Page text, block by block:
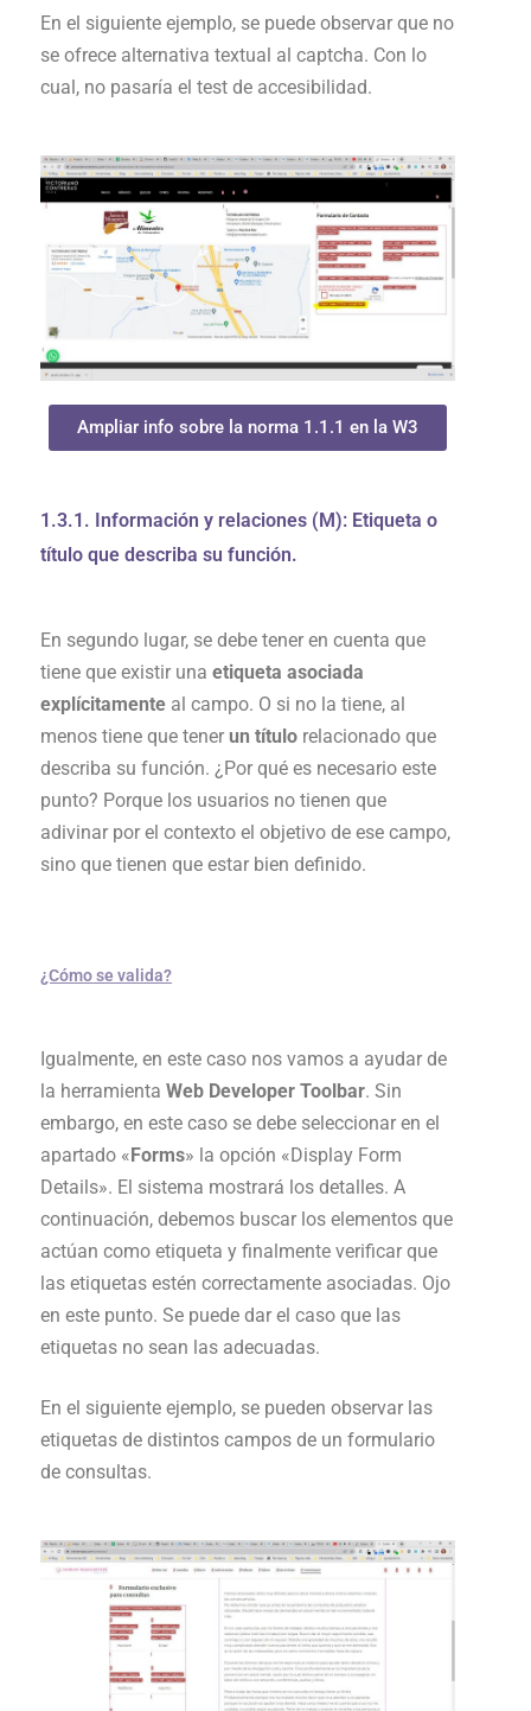
En el siguiente ejemplo, se puede observar que no
se ofrece alternativa textual al captcha. Con lo
cual, no pasaría el test de accesibilidad.
Ampliar info sobre la norma 1.1.1 en la W3
1.3.1. Información y relaciones (M): Etiqueta o
título que describa su función.
En segundo lugar, se debe tener en cuenta que
tiene que existir una etiqueta asociada
explícitamente al campo. O si no la tiene, al
menos tiene que tener un título relacionado que
describa su función. ¿Por qué es necesario este
punto? Porque los usuarios no tienen que
adivinar por el contexto el objetivo de ese campo,
sino que tienen que estar bien definido.
¿Cómo se valida?
Igualmente, en este caso nos vamos a ayudar de
la herramienta Web Developer Toolbar. Sin
embargo, en este caso se debe seleccionar en el
apartado «Forms» la opción «Display Form
Details». El sistema mostrará los detalles. A
continuación, debemos buscar los elementos que
actúan como etiqueta y finalmente verificar que
las etiquetas estén correctamente asociadas. Ojo
en este punto. Se puede dar el caso que las
etiquetas no sean las adecuadas.
En el siguiente ejemplo, se pueden observar las
etiquetas de distintos campos de un formulario
de consultas.